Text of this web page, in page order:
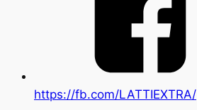
https://fb.com/LATTIEXTRA/